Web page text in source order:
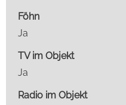
Föhn
Ja
TV im Objekt
Ja
Radio im Objekt